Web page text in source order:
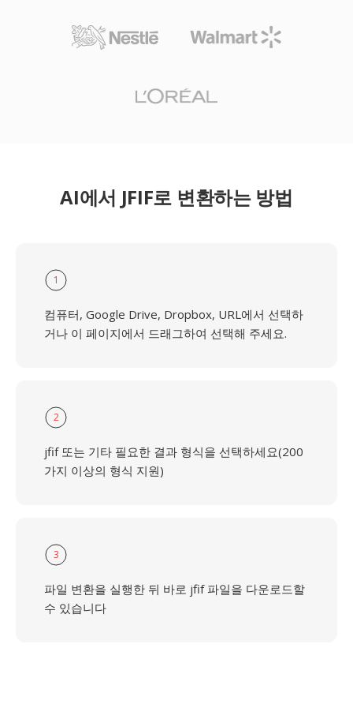
AI에서 JFIF로 변환하는 방법
1
컴퓨터, Google Drive, Dropbox, URL에서 선택하
거나 이 페이지에서 드래그하여 선택해 주세요.
2
jfif 또는 기타 필요한 결과 형식을 선택하세요(200
가지 이상의 형식 지원)
3
파일 변환을 실행한 뒤 바로 jfif 파일을 다운로드할
수 있습니다